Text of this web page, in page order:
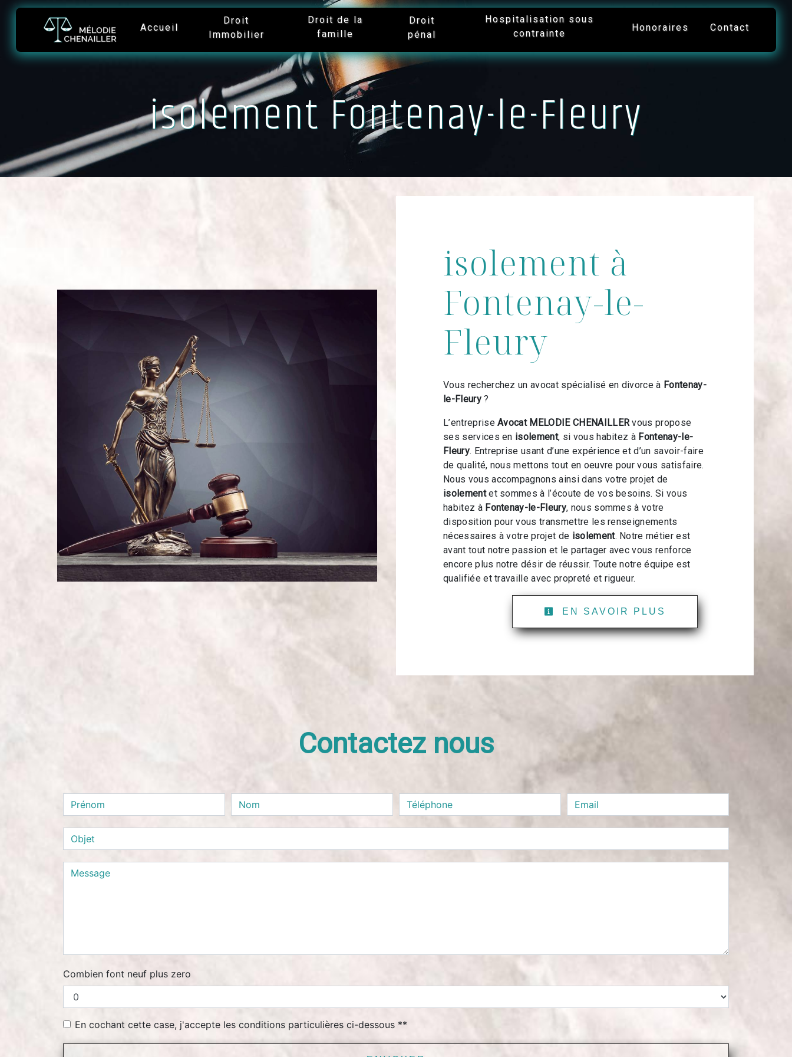
Accueil
Droit
Immobilier
Droit de la
famille
Droit
pénal
Hospitalisation sous
contrainte
Honoraires Contact
isolement Fontenay-le-Fleury
isolement à
Fontenay-le-
Fleury
Vous recherchez un avocat spécialisé en divorce à Fontenay-
le-Fleury?
L’entrepriseAvocat MELODIE CHENAILLERvous propose
ses services en isolement, si vous habitez à Fontenay-le-
Fleury. Entreprise usant d’une expérience et d’un savoir-faire
de qualité, nous mettons tout en oeuvre pour vous satisfaire.
Nous vous accompagnons ainsi dans votre projet de
isolementet sommes à l’écoute de vos besoins. Si vous
habitez à Fontenay-le-Fleury, nous sommes à votre
disposition pour vous transmettre les renseignements
nécessaires à votre projet de isolement. Notre métier est
avant tout notre passion et le partager avec vous renforce
encore plus notre désir de réussir. Toute notre équipe est
qualifiée et travaille avec propreté et rigueur.
EN SAVOIR PLUS
Contactez nous
Combien font neuf plus zero
En cochant cette case, j'accepte les conditions particulières ci-dessous **
Panneau de gestion des cookies